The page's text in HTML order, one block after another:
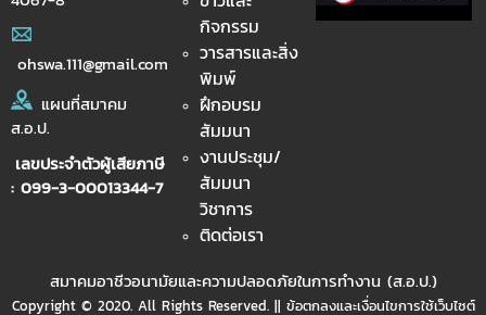
ohswa.111@gmail.com
แผนที่สมาคม
ส.อ.ป.
เลขประจำตัวผู้เสียภาษี
: 099-3-00013344-7
กิจกรรม
วารสารและสิ่ง
พิมพ์
ฝึกอบรม
สัมมนา
งานประชุม/
สัมมนา
วิชาการ
ติดต่อเรา
สมาคมอาชีวอนามัยและความปลอดภัยในการทำงาน (ส.อ.ป.)
Copyright © 2020. All Rights Reserved. || ข้อตกลงและเงื่อนไขการใช้เว็บไซต์